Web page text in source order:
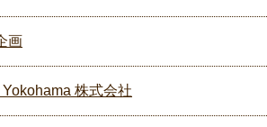
画
株式会社